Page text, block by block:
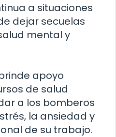
a situaciones
dejar secuelas
mental y
apoyo
de salud
a los bomberos
la ansiedad y
de su trabajo.